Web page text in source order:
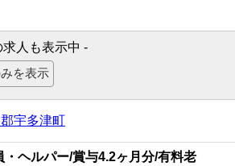
人も表示中 -
宇多津町
ヘルパー/賞与4.2ヶ月分/有料老